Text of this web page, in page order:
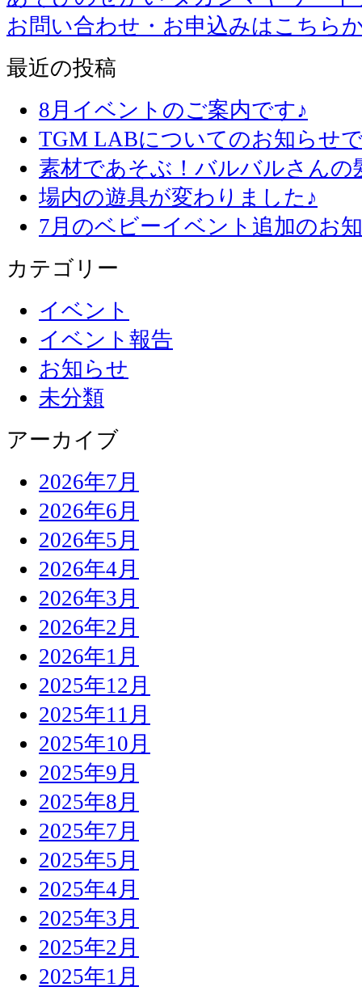
お問い合わせ・お申込みはこちら
最近の投稿
8月イベントのご案内です♪
TGM LABについてのお知らせ
素材であそぶ！バルバルさん
場内の遊具が変わりました♪
7月のベビーイベント追加のお
カテゴリー
イベント
イベント報告
お知らせ
未分類
アーカイブ
2026年7月
2026年6月
2026年5月
2026年4月
2026年3月
2026年2月
2026年1月
2025年12月
2025年11月
2025年10月
2025年9月
2025年8月
2025年7月
2025年5月
2025年4月
2025年3月
2025年2月
2025年1月